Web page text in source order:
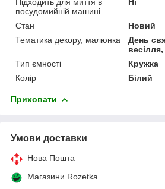
посудомийній машині
Стан
Новий
Тематика декору, малюнка
День
Тип ємності
Кружка
Колір
Білий
Приховати
Умови доставки
Нова Пошта
Магазини Rozetka